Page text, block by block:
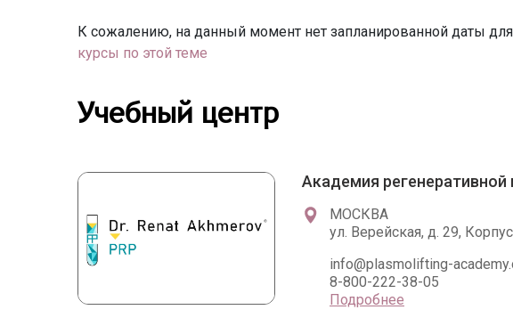
К сожалению, на данный момент нет запланированной даты
курсы по этой теме
Учебный центр
Академия
МОСКВА
ул. Верейская, д. 29,
info@plasmolifting-
8-800-222-38-05
Подробнее